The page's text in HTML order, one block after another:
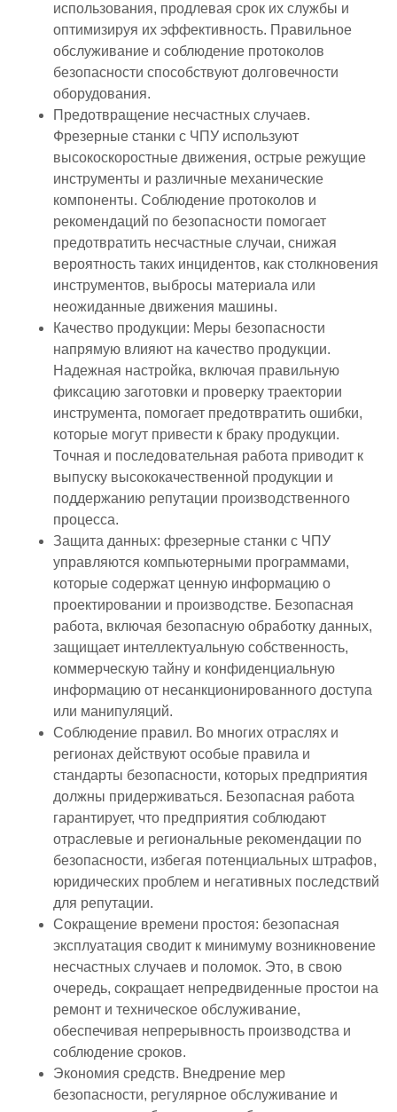
использования, продлевая срок их службы и
оптимизируя их эффективность. Правильное
обслуживание и соблюдение протоколов
безопасности способствуют долговечности
оборудования.
Предотвращение несчастных случаев.
Фрезерные станки с ЧПУ используют
высокоскоростные движения, острые режущие
инструменты и различные механические
компоненты. Соблюдение протоколов и
рекомендаций по безопасности помогает
предотвратить несчастные случаи, снижая
вероятность таких инцидентов, как столкновения
инструментов, выбросы материала или
неожиданные движения машины.
Качество продукции: Меры безопасности
напрямую влияют на качество продукции.
Надежная настройка, включая правильную
фиксацию заготовки и проверку траектории
инструмента, помогает предотвратить ошибки,
которые могут привести к браку продукции.
Точная и последовательная работа приводит к
выпуску высококачественной продукции и
поддержанию репутации производственного
процесса.
Защита данных: фрезерные станки с ЧПУ
управляются компьютерными программами,
которые содержат ценную информацию о
проектировании и производстве. Безопасная
работа, включая безопасную обработку данных,
защищает интеллектуальную собственность,
коммерческую тайну и конфиденциальную
информацию от несанкционированного доступа
или манипуляций.
Соблюдение правил. Во многих отраслях и
регионах действуют особые правила и
стандарты безопасности, которых предприятия
должны придерживаться. Безопасная работа
гарантирует, что предприятия соблюдают
отраслевые и региональные рекомендации по
безопасности, избегая потенциальных штрафов,
юридических проблем и негативных последствий
для репутации.
Сокращение времени простоя: безопасная
эксплуатация сводит к минимуму возникновение
несчастных случаев и поломок. Это, в свою
очередь, сокращает непредвиденные простои на
ремонт и техническое обслуживание,
обеспечивая непрерывность производства и
соблюдение сроков.
Экономия средств. Внедрение мер
безопасности, регулярное обслуживание и